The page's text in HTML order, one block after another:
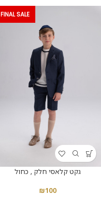
FINAL SALE
גקט קלאסי חלק , כחול
₪100